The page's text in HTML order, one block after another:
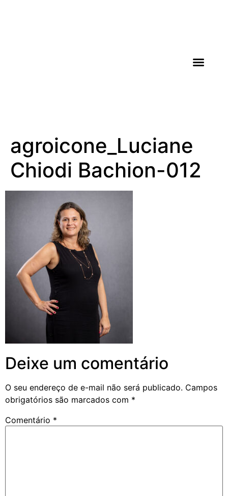
agroicone_Luciane
Chiodi Bachion-012
Deixe um comentário
O seu endereço de e-mail não será publicado. Campos
obrigatórios são marcados com *
Comentário *